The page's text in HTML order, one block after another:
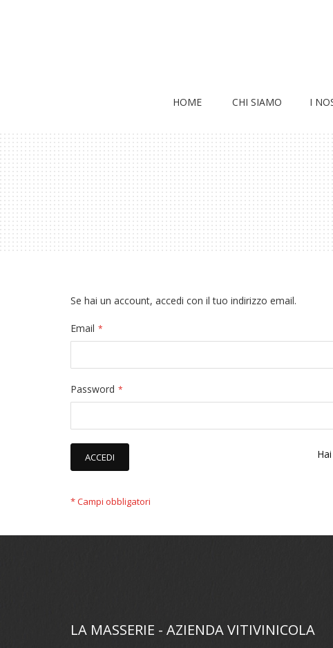
HOME CHI SIAMO I
Se hai un account, accedi con il tuo indirizzo email.
Email
Password
ACCEDI
LA MASSERIE - AZIENDA VITIVINICOLA